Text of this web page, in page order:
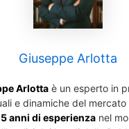
Giuseppe Arlotta
Arlottaè un esperto in
e dinamiche del mercato
anni di esperienza nel